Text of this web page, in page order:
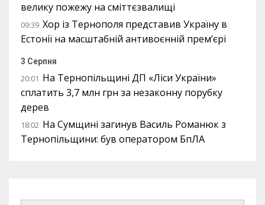
велику пожежу на сміттєзвалищі
09:39 Хор із Тернополя представив Україну в
Естонії на масштабній антивоєнній прем’єрі
3 Серпня
20:01 На Тернопільщині ДП «Ліси України»
сплатить 3,7 млн грн за незаконну порубку
дерев
18:02 На Сумщині загинув Василь Романюк з
Тернопільщини: був оператором БпЛА